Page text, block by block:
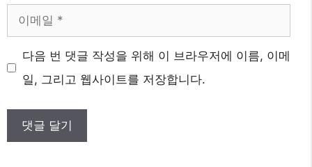
메
일 다음 번 댓글 작성을 위해 이 브라우저에 이름, 이메
일, 그리고 웹사이트를 저장합니다.